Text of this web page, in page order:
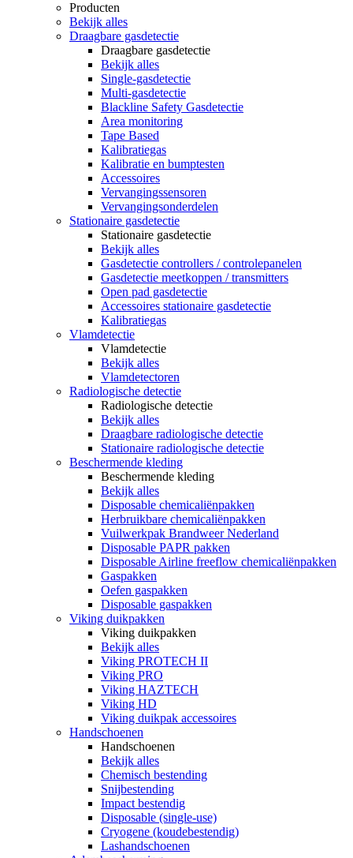
Producten
Bekijk alles
Draagbare gasdetectie
Draagbare gasdetectie
Bekijk alles
Single-gasdetectie
Multi-gasdetectie
Blackline Safety Gasdetectie
Area monitoring
Tape Based
Kalibratiegas
Kalibratie en bumptesten
Accessoires
Vervangingssensoren
Vervangingsonderdelen
Stationaire gasdetectie
Stationaire gasdetectie
Bekijk alles
Gasdetectie controllers / controlepanelen
Gasdetectie meetkoppen / transmitters
Open pad gasdetectie
Accessoires stationaire gasdetectie
Kalibratiegas
Vlamdetectie
Vlamdetectie
Bekijk alles
Vlamdetectoren
Radiologische detectie
Radiologische detectie
Bekijk alles
Draagbare radiologische detectie
Stationaire radiologische detectie
Beschermende kleding
Beschermende kleding
Bekijk alles
Disposable chemicaliënpakken
Herbruikbare chemicaliënpakken
Vuilwerkpak Brandweer Nederland
Disposable PAPR pakken
Disposable Airline freeflow chemicaliënpakken
Gaspakken
Oefen gaspakken
Disposable gaspakken
Viking duikpakken
Viking duikpakken
Bekijk alles
Viking PROTECH II
Viking PRO
Viking HAZTECH
Viking HD
Viking duikpak accessoires
Handschoenen
Handschoenen
Bekijk alles
Chemisch bestending
Snijbestending
Impact bestendig
Disposable (single-use)
Cryogene (koudebestendig)
Lashandschoenen